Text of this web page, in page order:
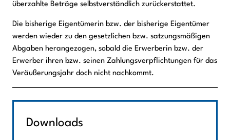
überzahlte Beträge selbstverständlich zurückerstattet.
Die bisherige Eigentümerin bzw. der bisherige Eigentümer
werden wieder zu den gesetzlichen bzw. satzungsmäßigen
Abgaben herangezogen, sobald die Erwerberin bzw. der
Erwerber ihren bzw. seinen Zahlungsverpflichtungen für das
Veräußerungsjahr doch nicht nachkommt.
Downloads